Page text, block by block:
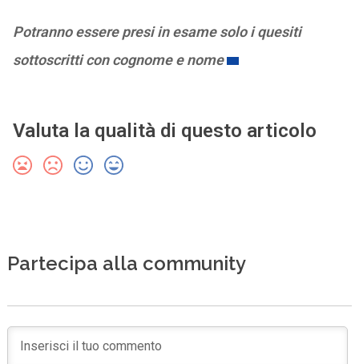
Potranno essere presi in esame solo i quesiti
sottoscritti con cognome e nome
Valuta la qualità di questo articolo
Partecipa alla community